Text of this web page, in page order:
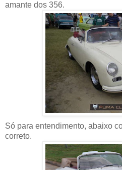
amante dos 356.
Só para entendimento, abaixo
correto.